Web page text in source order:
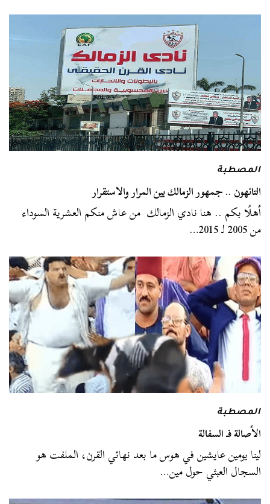
المصطبة
التائهون .. جمهور الزمالك بين المرار والاستقرار
أهلًا بكم .. هنا نادي الزمالك من عاش منكم العشرية السوداء
من 2005 لـ 2015…
المصطبة
الأصالة فـ السفالة
لينا يومين عايشين في هوس ما بعد نهائي القرن، الملفت هو
السجال العبثي حول مين…